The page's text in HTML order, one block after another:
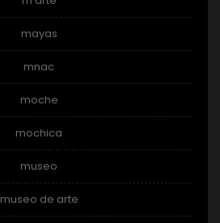
mayas
mnac
moche
mochica
museo
museo de arte